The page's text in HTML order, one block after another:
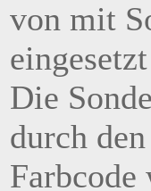
von mit
Die
durch